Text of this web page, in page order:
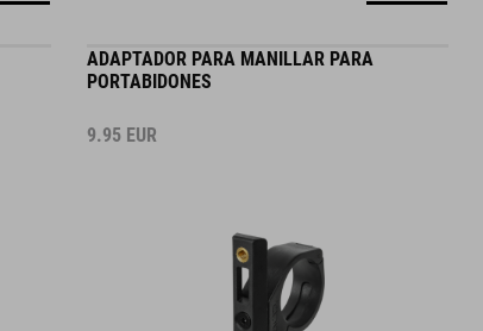
ADAPTADOR PARA MANILLAR PARA
PORTABIDONES
9.95 EUR